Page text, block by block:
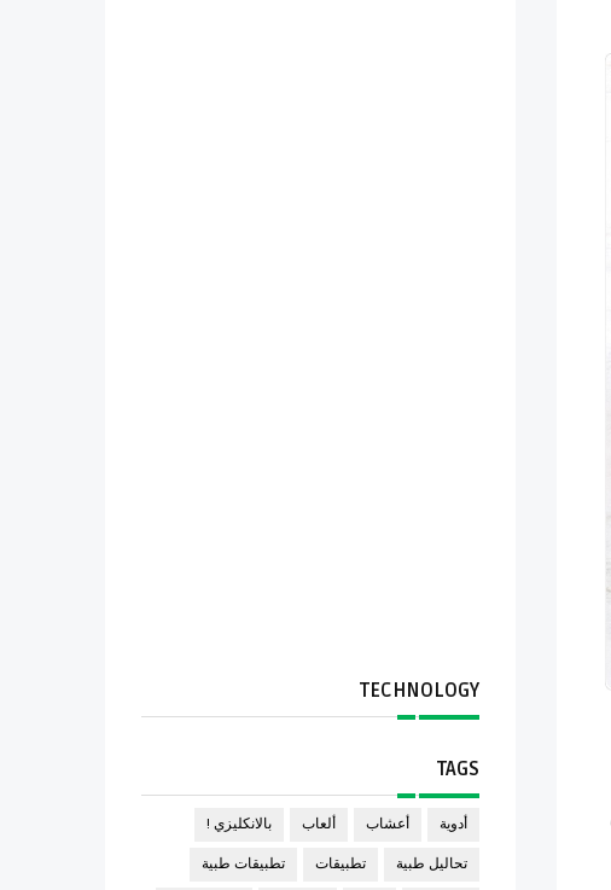
TECHNOLOGY
TAGS
أدوية أعشاب ألعاب بالانكليزي !
تحاليل طبية تطبيقات تطبيقات طبية